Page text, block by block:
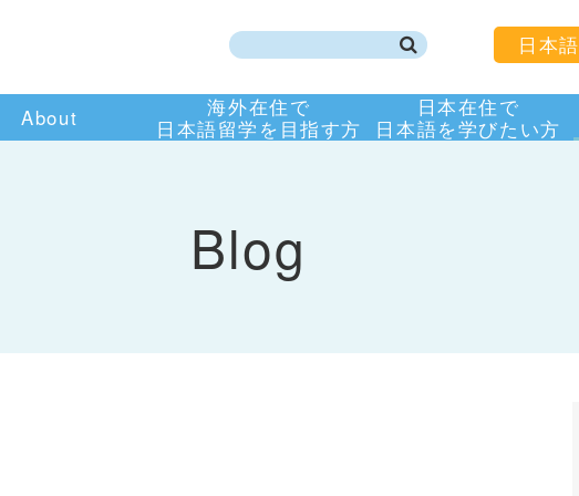
日本語
About
海外在住で
日本語留学を目指す方
日本在住で
日本語を学びたい方
Blog